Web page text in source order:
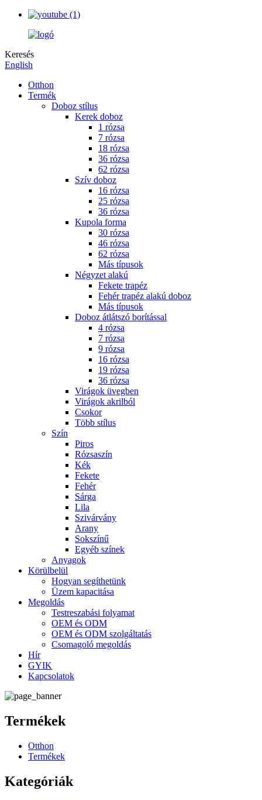
Keresés
English
Otthon
Termék
Doboz stílus
Kerek doboz
1 rózsa
7 rózsa
18 rózsa
36 rózsa
62 rózsa
Szív doboz
16 rózsa
25 rózsa
36 rózsa
Kupola forma
30 rózsa
46 rózsa
62 rózsa
Más típusok
Négyzet alakú
Fekete trapéz
Fehér trapéz alakú doboz
Más típusok
Doboz átlátszó borítással
4 rózsa
7 rózsa
9 rózsa
16 rózsa
19 rózsa
36 rózsa
Virágok üvegben
Virágok akrilból
Csokor
Több stílus
Szín
Piros
Rózsaszín
Kék
Fekete
Fehér
Sárga
Lila
Szivárvány
Arany
Sokszínű
Egyéb színek
Anyagok
Körülbelül
Hogyan segíthetünk
Üzem kapacitása
Megoldás
Testreszabási folyamat
OEM és ODM
OEM és ODM szolgáltatás
Csomagoló megoldás
Hír
GYIK
Kapcsolatok
Termékek
Otthon
Termékek
Kategóriák